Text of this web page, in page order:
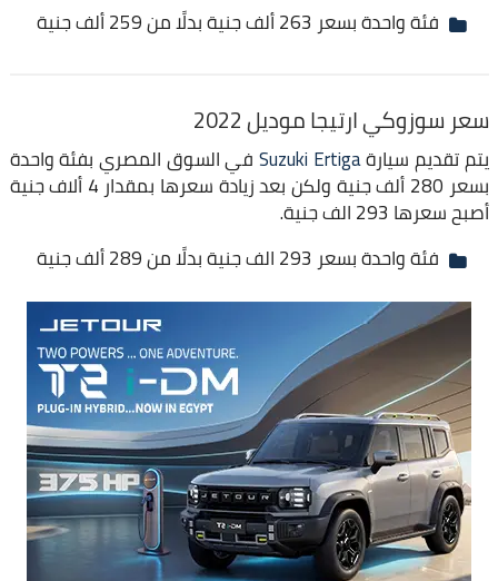
فئة واحدة بسعر 263 ألف جنية بدلًا من 259 ألف جنية
سعر سوزوكي ارتيجا موديل 2022
يتم تقديم سيارةSuzuki Ertigaفي السوق المصري بفئة واحدة
بسعر 280 ألف جنية ولكن بعد زيادة سعرها بمقدار 4 ألاف جنية
أصبح سعرها 293 الف جنية.
فئة واحدة بسعر 293 الف جنية بدلًا من 289 ألف جنية